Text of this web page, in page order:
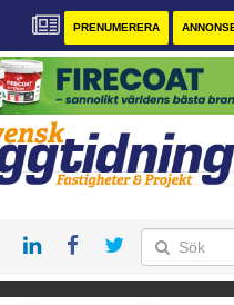
PRENUMERERA